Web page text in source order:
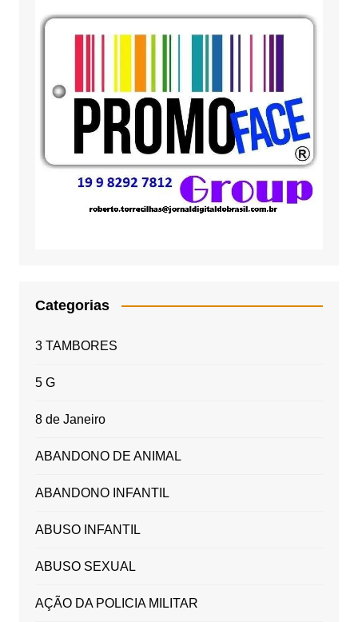
Categorias
3 TAMBORES
5 G
8 de Janeiro
ABANDONO DE ANIMAL
ABANDONO INFANTIL
ABUSO INFANTIL
ABUSO SEXUAL
AÇÃO DA POLICIA MILITAR